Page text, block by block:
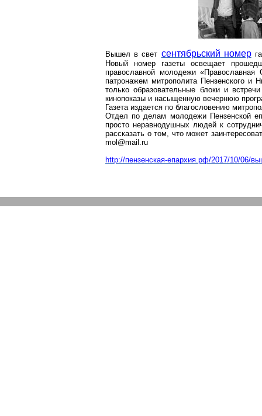
Вышел в свет сентябрьский номер
Новый номер газеты освещает
православной молодежи
патронажем митрополита Пензенского
только образовательные блоки и
кинопоказы и насыщенную вечернюю
Газета издается по благословению
Отдел по делам молодежи Пензенской
просто неравнодушных людей к
рассказать о том, что может
mol@mail.ru
http://пензенская-епархия.рф/2017/10/06/